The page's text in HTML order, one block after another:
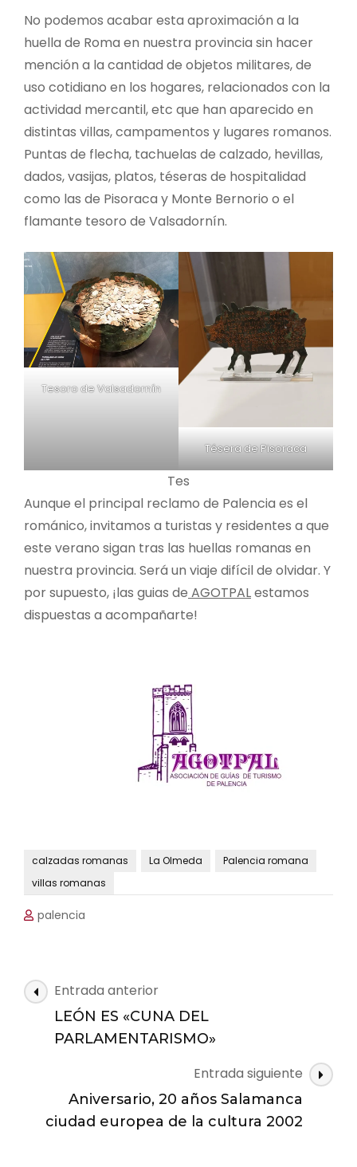
No podemos acabar esta aproximación a la
huella de Roma en nuestra provincia sin hacer
mención a la cantidad de objetos militares, de
uso cotidiano en los hogares, relacionados con la
actividad mercantil, etc que han aparecido en
distintas villas, campamentos y lugares romanos.
Puntas de flecha, tachuelas de calzado, hevillas,
dados, vasijas, platos, téseras de hospitalidad
como las de Pisoraca y Monte Bernorio o el
flamante tesoro de Valsadornín.
Tesoro de Valsadornín
Tésera de Pisoraca
Tes
Aunque el principal reclamo de Palencia es el
románico, invitamos a turistas y residentes a que
este verano sigan tras las huellas romanas en
nuestra provincia. Será un viaje difícil de olvidar. Y
por supuesto, ¡las guias de AGOTPALestamos
dispuestas a acompañarte!
calzadas romanas La Olmeda
Palencia romana
villas romanas
palencia
Navegación
de
Entrada anterior
LEÓN ES «CUNA DEL
PARLAMENTARISMO»
Entrada siguiente
Aniversario, 20 años Salamanca
ciudad europea de la cultura 2002